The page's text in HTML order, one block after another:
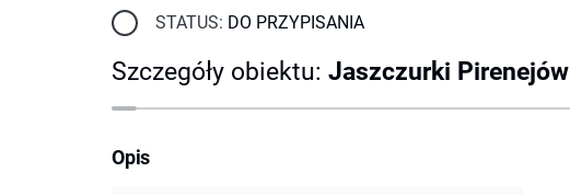
STATUS: DO PRZYPISANIA
Szczegóły obiektu: Jaszczurki Pirenejów
Opis